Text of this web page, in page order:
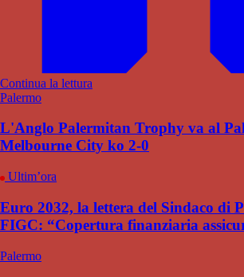
Continua la lettura
Palermo
L'Anglo Palermitan Trophy va al
Melbourne City ko 2-0
Ultim’ora
Euro 2032, la lettera del Sindaco di
FIGC: “Copertura finanziaria
Palermo